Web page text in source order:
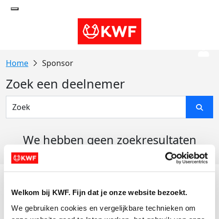
Welkom bij KWF. Fijn dat je onze website bezoekt.
We gebruiken cookies en vergelijkbare technieken om
Sponsor
Zoek een deelnemer
We hebben geen zoekresultaten
Actiematerialen
Evenementen